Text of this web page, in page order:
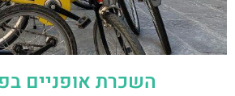
השכרת אופניים